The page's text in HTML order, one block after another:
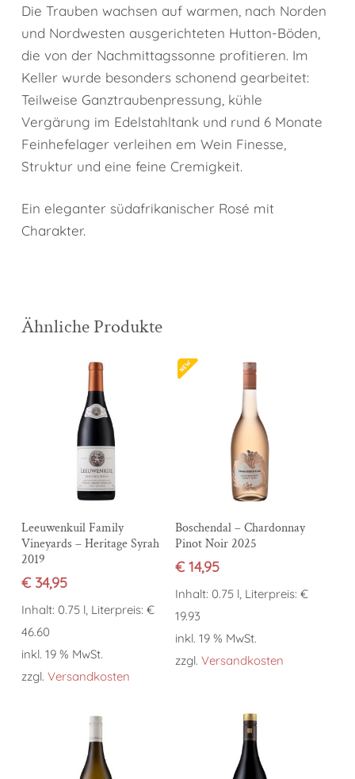
Die Trauben wachsen auf warmen, nach Norden
und Nordwesten ausgerichteten Hutton-Böden,
die von der Nachmittagssonne profitieren. Im
Keller wurde besonders schonend gearbeitet:
Teilweise Ganztraubenpressung, kühle
Vergärung im Edelstahltank und rund 6 Monate
Feinhefelager verleihen em Wein Finesse,
Struktur und eine feine Cremigkeit.
Ein eleganter südafrikanischer Rosé mit
Charakter.
Ähnliche Produkte
In den Warenkorb
Leeuwenkuil Family
Vineyards – Heritage Syrah
2019
€34,95
Inhalt: 0.75 l, Literpreis: €
46.60
inkl. 19 % MwSt.
zzgl. Versandkosten
In den Warenkorb
Boschendal – Chardonnay
Pinot Noir 2025
€14,95
Inhalt: 0.75 l, Literpreis: €
19.93
inkl. 19 % MwSt.
zzgl.Versandkosten